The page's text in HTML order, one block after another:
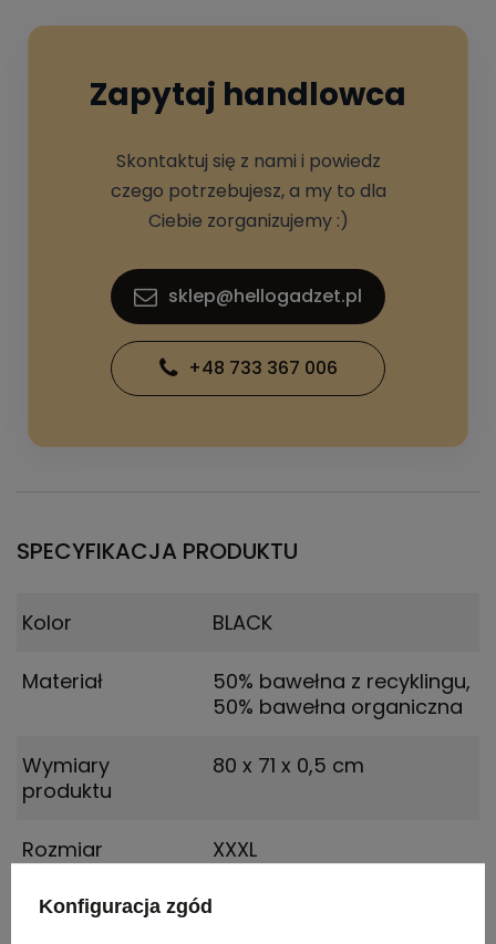
Zapytaj handlowca
Skontaktuj się z nami i powiedz
czego potrzebujesz, a my to dla
Ciebie zorganizujemy :)
sklep@hellogadzet.pl
+48 733 367 006
SPECYFIKACJA PRODUKTU
Kolor BLACK
Materiał
50% bawełna z recyklingu,
50% bawełna organiczna
Wymiary
produktu
80 x 71 x 0,5 cm
Rozmiar XXXL
Konfiguracja zgód